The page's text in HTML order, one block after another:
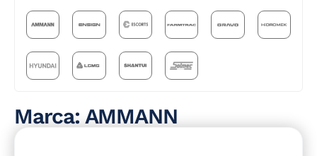
Marca: AMMANN